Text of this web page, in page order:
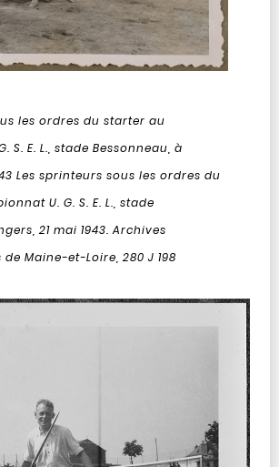
les ordres du starter au
S. E. L., stade Bessonneau, à
Les sprinteurs sous les ordres du
U. G. S. E. L., stade
21 mai 1943. Archives
Maine-et-Loire, 280 J 198